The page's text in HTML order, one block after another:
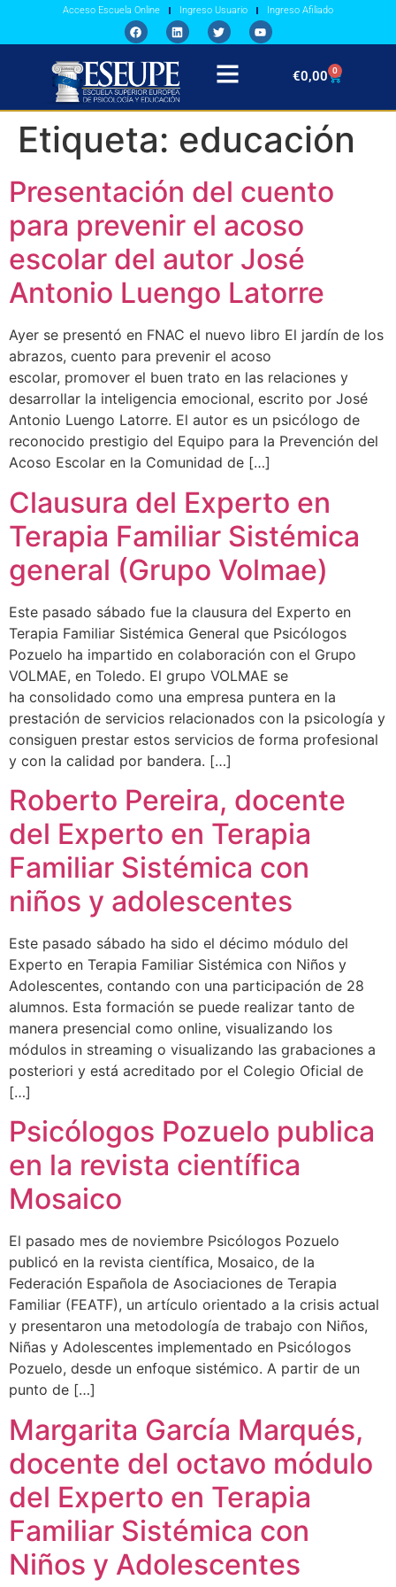
Acceso Escuela Online Ingreso Usuario Ingreso Afiliado
€0,00 0
Etiqueta: educación
Presentación del cuento
para prevenir el acoso
escolar del autor José
Antonio Luengo Latorre
Ayer se presentó en FNAC el nuevo libro El jardín de los
abrazos, cuento para prevenir el acoso
escolar, promover el buen trato en las relaciones y
desarrollar la inteligencia emocional, escrito por José
Antonio Luengo Latorre. El autor es un psicólogo de
reconocido prestigio del Equipo para la Prevención del
Acoso Escolar en la Comunidad de […]
Clausura del Experto en
Terapia Familiar Sistémica
general (Grupo Volmae)
Este pasado sábado fue la clausura del Experto en
Terapia Familiar Sistémica General que Psicólogos
Pozuelo ha impartido en colaboración con el Grupo
VOLMAE, en Toledo. El grupo VOLMAE se
ha consolidado como una empresa puntera en la
prestación de servicios relacionados con la psicología y
consiguen prestar estos servicios de forma profesional
y con la calidad por bandera. […]
Roberto Pereira, docente
del Experto en Terapia
Familiar Sistémica con
niños y adolescentes
Este pasado sábado ha sido el décimo módulo del
Experto en Terapia Familiar Sistémica con Niños y
Adolescentes, contando con una participación de 28
alumnos. Esta formación se puede realizar tanto de
manera presencial como online, visualizando los
módulos in streaming o visualizando las grabaciones a
posteriori y está acreditado por el Colegio Oficial de
[…]
Psicólogos Pozuelo publica
en la revista científica
Mosaico
El pasado mes de noviembre Psicólogos Pozuelo
publicó en la revista científica, Mosaico, de la
Federación Española de Asociaciones de Terapia
Familiar (FEATF), un artículo orientado a la crisis actual
y presentaron una metodología de trabajo con Niños,
Niñas y Adolescentes implementado en Psicólogos
Pozuelo, desde un enfoque sistémico. A partir de un
punto de […]
Margarita García Marqués,
docente del octavo módulo
del Experto en Terapia
Familiar Sistémica con
Niños y Adolescentes